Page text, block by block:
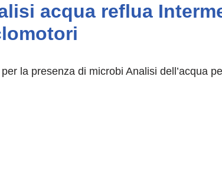
acqua reflua
la presenza di microbi Analisi dell’acqua